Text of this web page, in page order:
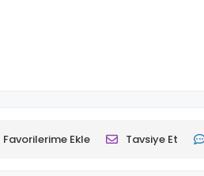
Favorilerime Ekle Tavsiye Et